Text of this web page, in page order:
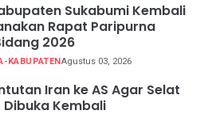
Sukabumi Kembali
Rapat Paripurna
2026
KABUPATENAgustus 03, 2026
Iran ke AS Agar Selat
Dibuka Kembali